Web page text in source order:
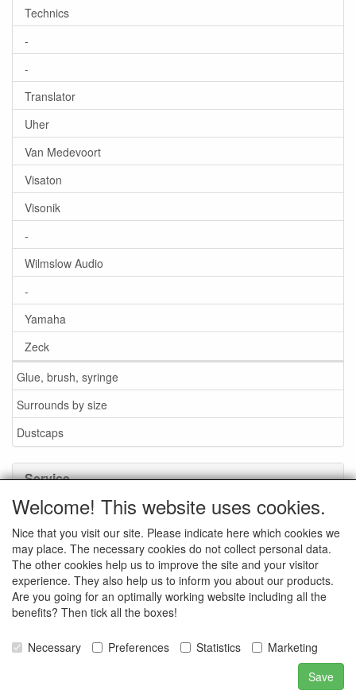
Technics
-
-
Translator
Uher
Van Medevoort
Visaton
Visonik
-
Wilmslow Audio
-
Yamaha
Zeck
Glue, brush, syringe
Surrounds by size
Dustcaps
Service
Glue / Brush / Fluid
Foam or rubber surrounds?
Important when ordering
News
Contact data
General Sales Conditions
Welcome! This website uses cookies.
Nice that you visit our site. Please indicate here which cookies we
may place. The necessary cookies do not collect personal data.
The other cookies help us to improve the site and your visitor
experience. They also help us to inform you about our products.
Are you going for an optimally working website including all the
benefits? Then tick all the boxes!
Necessary Preferences Statistics
Marketing
Save